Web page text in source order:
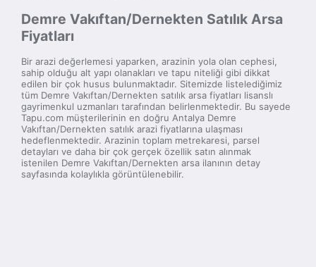
Demre Vakıftan/Dernekten Satılık Arsa
Fiyatları
Bir arazi değerlemesi yaparken, arazinin yola olan cephesi,
sahip olduğu alt yapı olanakları ve tapu niteliği gibi dikkat
edilen bir çok husus bulunmaktadır. Sitemizde listelediğimiz
tüm Demre Vakıftan/Dernekten satılık arsa fiyatları lisanslı
gayrimenkul uzmanları tarafından belirlenmektedir. Bu sayede
Tapu.com müşterilerinin en doğru Antalya Demre
Vakıftan/Dernekten satılık arazi fiyatlarına ulaşması
hedeflenmektedir. Arazinin toplam metrekaresi, parsel
detayları ve daha bir çok gerçek özellik satın alınmak
istenilen Demre Vakıftan/Dernekten arsa ilanının detay
sayfasında kolaylıkla görüntülenebilir.